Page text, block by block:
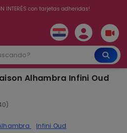
el delivery te sale totalmente gratis ✨ 🚚
INTERÉS con tarjetas adheridas!
Alhambra Infini Oud
Infini Oud